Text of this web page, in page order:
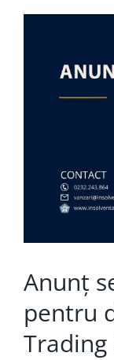
Anunț
pentru
Trading